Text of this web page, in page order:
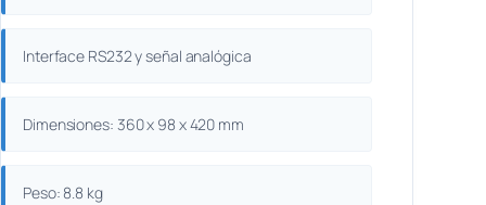
Interface RS232 y señal analógica
Dimensiones: 360 x 98 x 420 mm
Peso: 8.8 kg